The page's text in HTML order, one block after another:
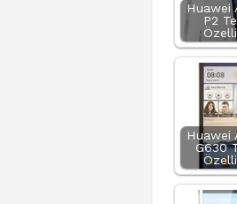
Huawei
P2
Huawei
G630